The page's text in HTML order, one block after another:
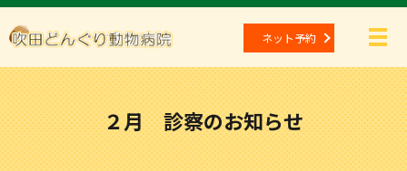
ネット予約 メ
２月 診察のお知らせ